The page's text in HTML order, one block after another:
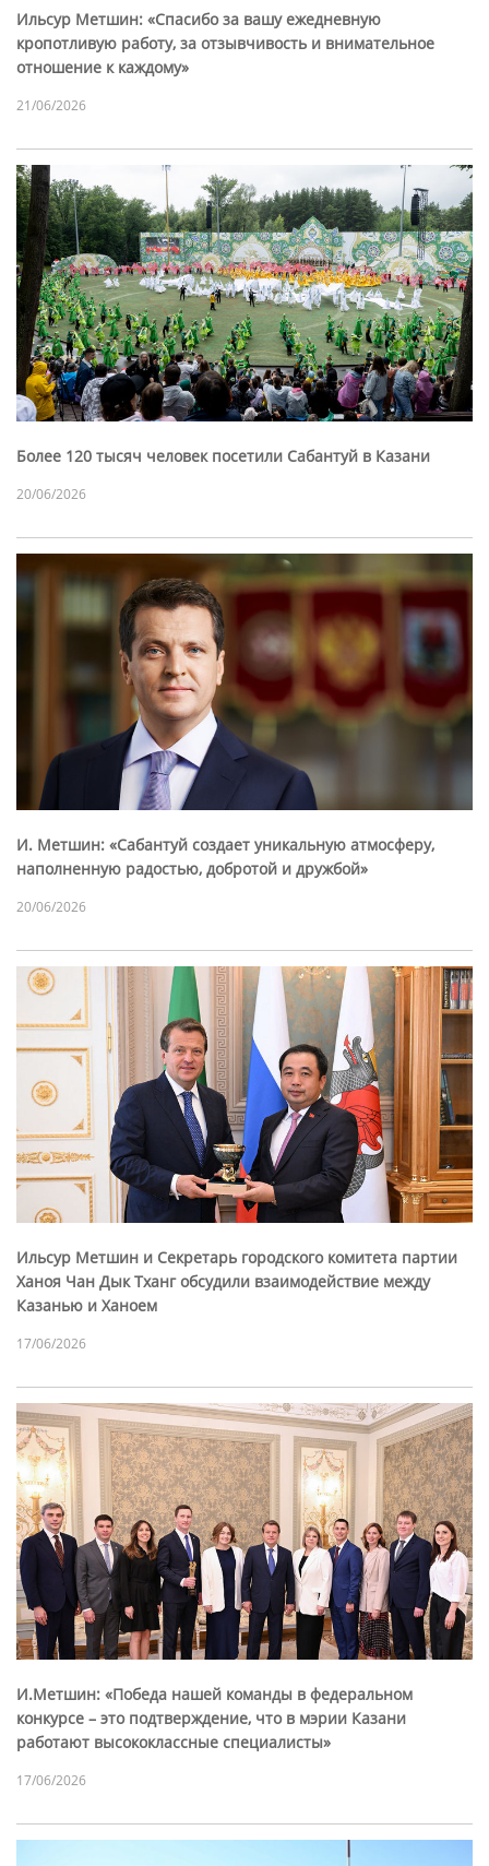
Ильсур Метшин: «Спасибо за вашу ежедневную
кропотливую работу, за отзывчивость и внимательное
отношение к каждому»
21/06/2026
Более 120 тысяч человек посетили Сабантуй в Казани
20/06/2026
И. Метшин: «Сабантуй создает уникальную атмосферу,
наполненную радостью, добротой и дружбой»
20/06/2026
Ильсур Метшин и Секретарь городского комитета партии
Ханоя Чан Дык Тханг обсудили взаимодействие между
Казанью и Ханоем
17/06/2026
И.Метшин: «Победа нашей команды в федеральном
конкурсе – это подтверждение, что в мэрии Казани
работают высококлассные специалисты»
17/06/2026